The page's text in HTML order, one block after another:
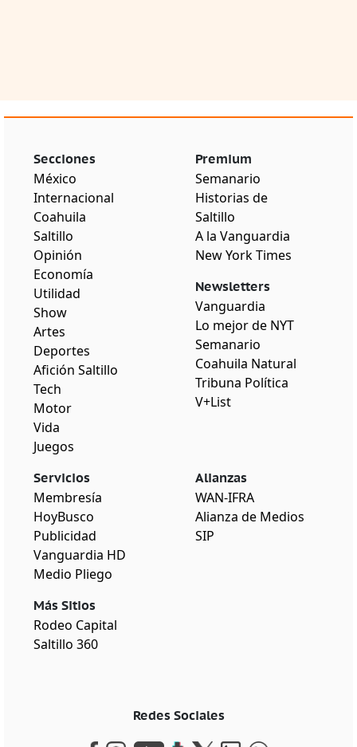
Secciones
México
Internacional
Coahuila
Saltillo
Opinión
Economía
Utilidad
Show
Artes
Deportes
Afición Saltillo
Tech
Motor
Vida
Juegos
Premium
Semanario
Historias de
Saltillo
A la Vanguardia
New York Times
Newsletters
Vanguardia
Lo mejor de NYT
Semanario
Coahuila Natural
Tribuna Política
V+List
Servicios
Membresía
HoyBusco
Publicidad
Vanguardia HD
Medio Pliego
Más Sitios
Rodeo Capital
Saltillo 360
Alianzas
WAN-IFRA
Alianza de Medios
SIP
Redes Sociales